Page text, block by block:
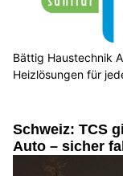
Bättig Haustechnik
Heizlösungen für
Schweiz: TCS
Auto – sicher